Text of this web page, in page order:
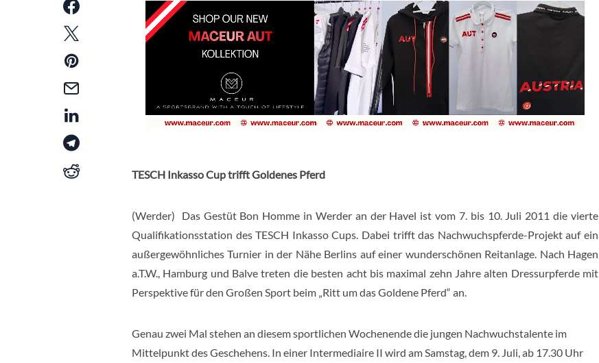
TESCH Inkasso Cup trifft Goldenes Pferd
(Werder) Das Gestüt Bon Homme in Werder an der Havel ist vom 7. bis 10. Juli 2011 die vierte
Qualifikationsstation des TESCH Inkasso Cups. Dabei trifft das Nachwuchspferde-Projekt auf ein
außergewöhnliches Turnier in der Nähe Berlins auf einer wunderschönen Reitanlage. Nach Hagen
a.T.W., Hamburg und Balve treten die besten acht bis maximal zehn Jahre alten Dressurpferde mit
Perspektive für den Großen Sport beim „Ritt um das Goldene Pferd“ an.
Genau zwei Mal stehen an diesem sportlichen Wochenende die jungen Nachwuchstalente im
Mittelpunkt des Geschehens. In einer Intermediaire II wird am Samstag, dem 9. Juli, ab 17.30 Uhr